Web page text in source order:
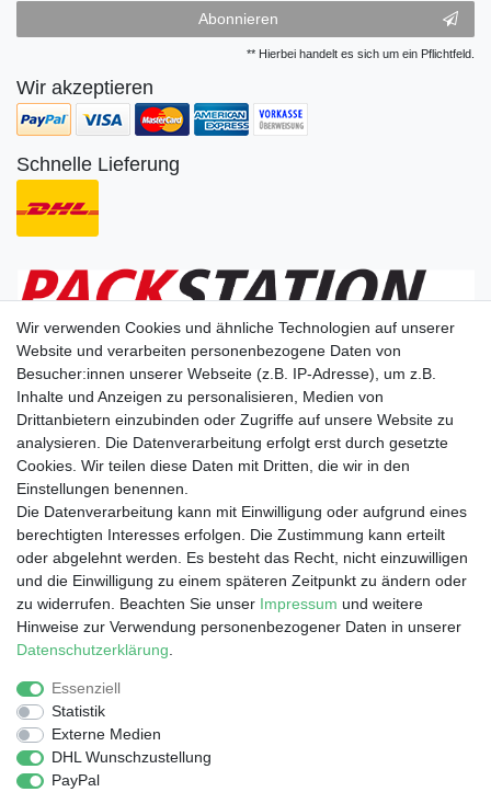
Abonnieren
** Hierbei handelt es sich um ein Pflichtfeld.
Wir akzeptieren
Schnelle Lieferung
Wir liefern nach
Dein Vorteil
Schnelle Lieferzeiten
Käuferschutz
Datenschutz
Sichere Zahlung durch SSL
Infos
Entsorgung von Elektronik-Altgeräten
Impressum
Wir verwenden Cookies und ähnliche Technologien auf unserer
Website und verarbeiten personenbezogene Daten von
Besucher:innen unserer Webseite (z.B. IP-Adresse), um z.B.
Inhalte und Anzeigen zu personalisieren, Medien von
Drittanbietern einzubinden oder Zugriffe auf unsere Website zu
analysieren. Die Datenverarbeitung erfolgt erst durch gesetzte
Cookies. Wir teilen diese Daten mit Dritten, die wir in den
Einstellungen benennen.
Die Datenverarbeitung kann mit Einwilligung oder aufgrund eines
berechtigten Interesses erfolgen. Die Zustimmung kann erteilt
oder abgelehnt werden. Es besteht das Recht, nicht einzuwilligen
und die Einwilligung zu einem späteren Zeitpunkt zu ändern oder
zu widerrufen. Beachten Sie unser Impressum und weitere
Hinweise zur Verwendung personenbezogener Daten in unserer
Daten­schutz­erklärung
Essenziell
Statistik
Externe Medien
DHL Wunschzustellung
PayPal